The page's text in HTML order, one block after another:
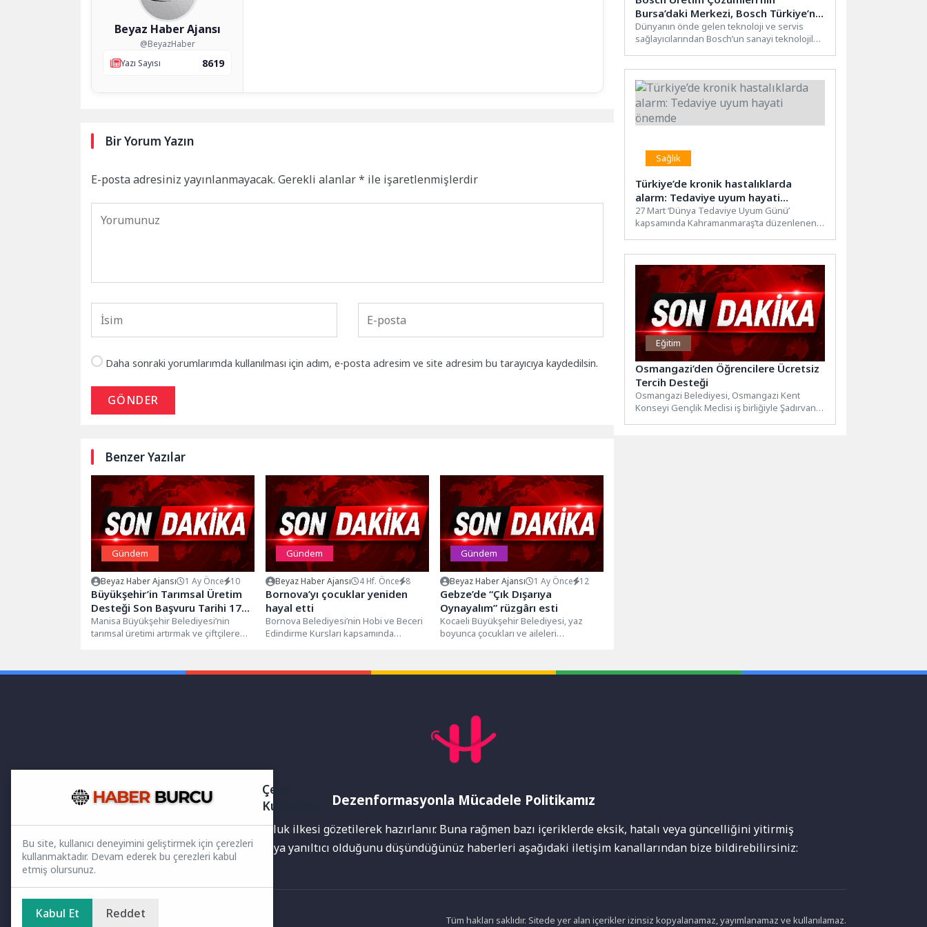
Beyaz Haber Ajansı
@BeyazHaber
Yazı Sayısı
8619
Bir Yorum Yazın
E-posta adresiniz yayınlanmayacak. Gerekli alanlar* ile işaretlenmişlerdir
Daha sonraki yorumlarımda kullanılması için adım, e-posta adresim ve site adresim bu tarayıcıya kaydedilsin.
GÖNDER
Benzer Yazılar
Gündem
Beyaz Haber Ajansı 1 Ay Önce 10
Büyükşehir’in Tarımsal Üretim
Desteği Son Başvuru Tarihi 17
Temmuz
Manisa Büyükşehir Belediyesi’nin
tarımsal üretimi artırmak ve çiftçilere
Gündem
Beyaz Haber Ajansı 4 Hf. Önce 8
Bornova’yı çocuklar yeniden
hayal etti
Bornova Belediyesi’nin Hobi ve Beceri
Edindirme Kursları kapsamında
Gündem
Beyaz Haber Ajansı 1 Ay Önce 12
Gebze’de “Çık Dışarıya
Oynayalım” rüzgârı esti
Kocaeli Büyükşehir Belediyesi, yaz
boyunca çocukları ve aileleri
Bursa’daki Merkezi, Bosch Türkiye’nin
Beşinci Ar-Ge Merkezi Olarak
Tescillendi
Dünyanın önde gelen teknoloji ve servis
sağlayıcılarından Bosch’un sanayi teknolojileri
Sağlık
Türkiye’de kronik hastalıklarda
alarm: Tedaviye uyum hayati
önemde
27 Mart ‘Dünya Tedaviye Uyum Günü’
kapsamında Kahramanmaraş’ta düzenlenen
Eğitim
Osmangazi’den Öğrencilere Ücretsiz
Tercih Desteği
Osmangazi Belediyesi, Osmangazi Kent
Konseyi Gençlik Meclisi iş birliğiyle Şadırvanlı
Dezenformasyonla Mücadele Politikamız
Yayınlanan haberler doğruluk ilkesi gözetilerek hazırlanır. Buna rağmen bazı içeriklerde eksik, hatalı veya güncelliğini yitirmiş
bilgiler bulunabilir.Yanlış veya yanıltıcı olduğunu düşündüğünüz haberleri aşağıdaki iletişim kanallarından bize bildirebilirsiniz:
Ana Sayfa Tüm hakları saklıdır. Sitede yer alan içerikler izinsiz kopyalanamaz, yayımlanamaz ve kullanılamaz.
Çerez
Kullanımı
Bu site, kullanıcı deneyimini geliştirmek için çerezleri
kullanmaktadır. Devam ederek bu çerezleri kabul
etmiş olursunuz.
Kabul Et Reddet